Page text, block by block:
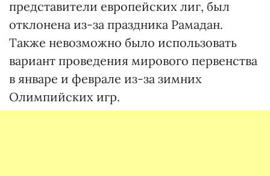
представители европейских лиг, был
отклонена из-за праздника Рамадан.
Также невозможно было использовать
вариант проведения мирового первенства
в январе и феврале из-за зимних
Олимпийских игр.